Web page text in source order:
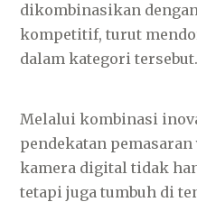
dikombinasikan
kompetitif, turut
dalam kategori tersebut.
Melalui kombinasi
pendekatan
kamera digital tidak
tetapi juga tumbuh di